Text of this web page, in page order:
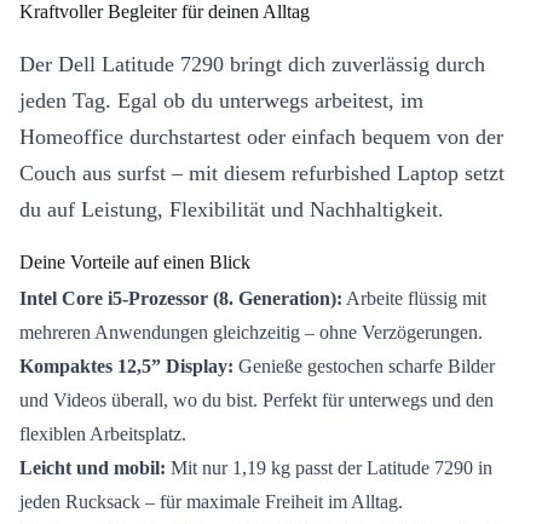
Kraftvoller Begleiter für deinen Alltag
Der Dell Latitude 7290 bringt dich zuverlässig durch
jeden Tag. Egal ob du unterwegs arbeitest, im
Homeoffice durchstartest oder einfach bequem von der
Couch aus surfst – mit diesem refurbished Laptop setzt
du auf Leistung, Flexibilität und Nachhaltigkeit.
Deine Vorteile auf einen Blick
Intel Core i5-Prozessor (8. Generation): Arbeite flüssig mit
mehreren Anwendungen gleichzeitig – ohne Verzögerungen.
Kompaktes 12,5” Display: Genieße gestochen scharfe Bilder
und Videos überall, wo du bist. Perfekt für unterwegs und den
flexiblen Arbeitsplatz.
Leicht und mobil: Mit nur 1,19 kg passt der Latitude 7290 in
jeden Rucksack – für maximale Freiheit im Alltag.